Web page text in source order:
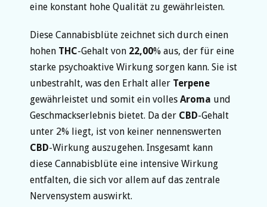
eine konstant hohe Qualität zu gewährleisten.
Diese Cannabisblüte zeichnet sich durch einen
hohen THC-Gehalt von 22,00% aus, der für eine
starke psychoaktive Wirkung sorgen kann. Sie ist
unbestrahlt, was den Erhalt aller Terpene
gewährleistet und somit ein volles Aroma und
Geschmackserlebnis bietet. Da der CBD-Gehalt
unter 2% liegt, ist von keiner nennenswerten
CBD-Wirkung auszugehen. Insgesamt kann
diese Cannabisblüte eine intensive Wirkung
entfalten, die sich vor allem auf das zentrale
Nervensystem auswirkt.